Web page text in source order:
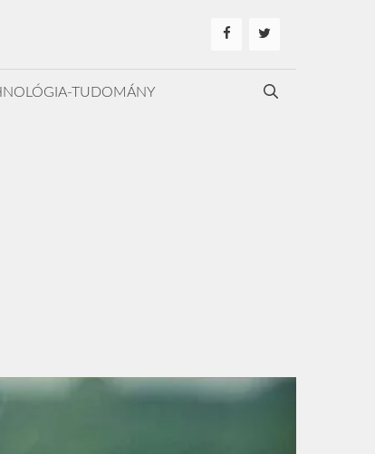
TUDOMÁNY